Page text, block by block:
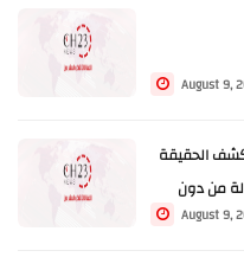
August 9,
الحقيقة
من دون
August 9,